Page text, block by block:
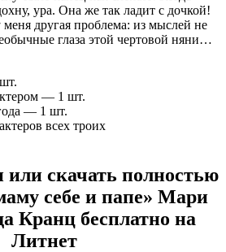
ура. Она же так ладит с дочкой!
другая проблема: из мыслей не
глаза этой чертовой няни…
— 1 шт.
— 1 шт.
всех троих
или скачать полностью
себе и папе» Мари
Кранц бесплатно на
Литнет